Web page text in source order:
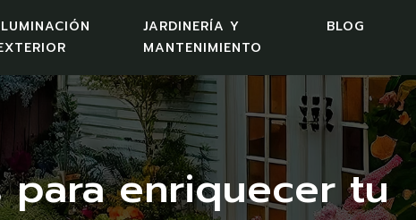
JARDINERÍA Y
MANTENIMIENTO
BLOG
para enriquecer tu